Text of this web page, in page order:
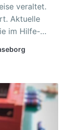
veraltet.
im Hilfe-
sich